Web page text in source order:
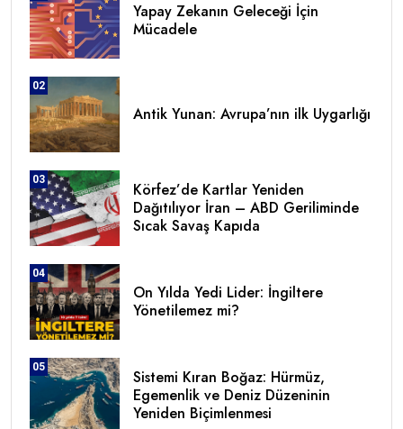
Yapay Zekanın Geleceği İçin
Mücadele
02
Antik Yunan: Avrupa’nın ilk Uygarlığı
03
Körfez’de Kartlar Yeniden
Dağıtılıyor İran – ABD Geriliminde
Sıcak Savaş Kapıda
04
On Yılda Yedi Lider: İngiltere
Yönetilemez mi?
05
Sistemi Kıran Boğaz: Hürmüz,
Egemenlik ve Deniz Düzeninin
Yeniden Biçimlenmesi